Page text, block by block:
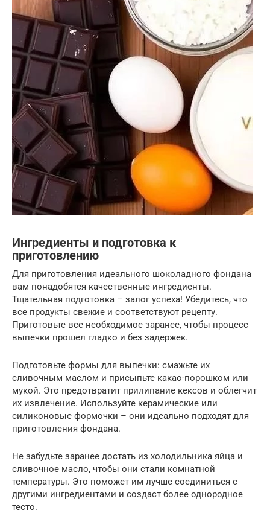
Ингредиенты и подготовка к
приготовлению
Для приготовления идеального шоколадного фондана
вам понадобятся качественные ингредиенты.
Тщательная подготовка – залог успеха! Убедитесь, что
все продукты свежие и соответствуют рецепту.
Приготовьте все необходимое заранее, чтобы процесс
выпечки прошел гладко и без задержек.
Подготовьте формы для выпечки: смажьте их
сливочным маслом и присыпьте какао-порошком или
мукой. Это предотвратит прилипание кексов и облегчит
их извлечение. Используйте керамические или
силиконовые формочки – они идеально подходят для
приготовления фондана.
Не забудьте заранее достать из холодильника яйца и
сливочное масло, чтобы они стали комнатной
температуры. Это поможет им лучше соединиться с
другими ингредиентами и создаст более однородное
тесто.